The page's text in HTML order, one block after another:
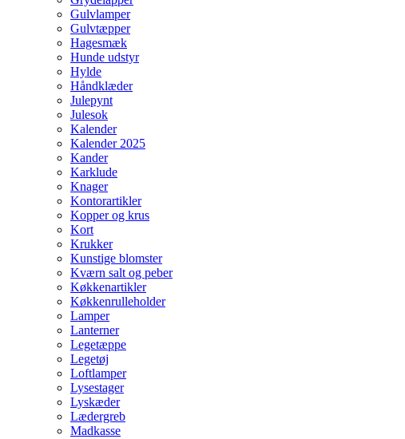
Gulvlamper
Gulvtæpper
Hagesmæk
Hunde udstyr
Hylde
Håndklæder
Julepynt
Julesok
Kalender
Kalender 2025
Kander
Karklude
Knager
Kontorartikler
Kopper og krus
Kort
Krukker
Kunstige blomster
Kværn salt og peber
Køkkenartikler
Køkkenrulleholder
Lamper
Lanterner
Legetæppe
Legetøj
Loftlamper
Lysestager
Lyskæder
Lædergreb
Madkasse